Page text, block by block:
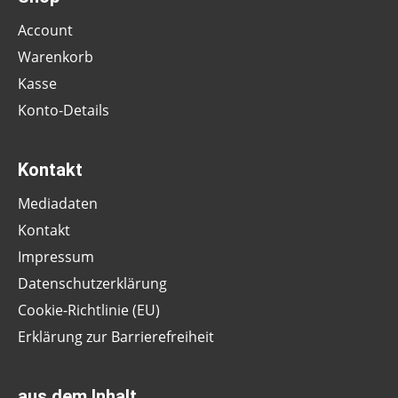
Account
Warenkorb
Kasse
Konto-Details
Kontakt
Mediadaten
Kontakt
Impressum
Datenschutzerklärung
Cookie-Richtlinie (EU)
Erklärung zur Barrierefreiheit